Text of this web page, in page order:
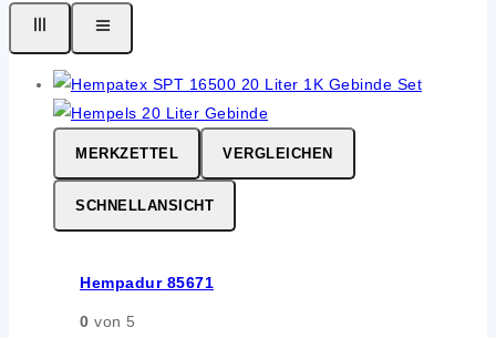
MERKZETTEL VERGLEICHEN
SCHNELLANSICHT
Hempadur 85671
0 von 5